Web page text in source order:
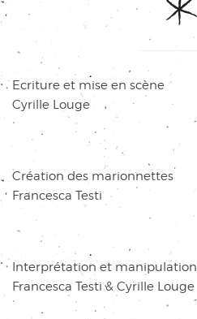
Ecriture et mise en scène
Cyrille Louge
Création des marionnettes
Francesca Testi
Interprétation et manipulation
Francesca Testi & Cyrille Louge